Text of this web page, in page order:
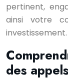
pertinent,
ainsi votre
investissement.
des